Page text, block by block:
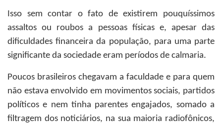
Isso sem contar o fato de existirem pouquíssimos
assaltos ou roubos a pessoas físicas e, apesar das
dificuldades financeira da população, para uma parte
significante da sociedade eram períodos de calmaria.
Poucos brasileiros chegavam a faculdade e para quem
não estava envolvido em movimentos sociais, partidos
políticos e nem tinha parentes engajados, somado a
filtragem dos noticiários, na sua maioria radiofônicos,